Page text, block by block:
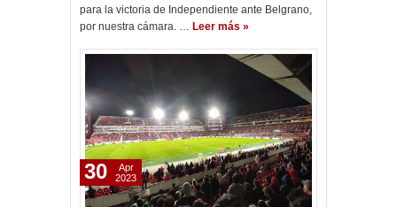
para la victoria de Independiente ante Belgrano,
por nuestra cámara. … Leer más »
30
Apr
2023